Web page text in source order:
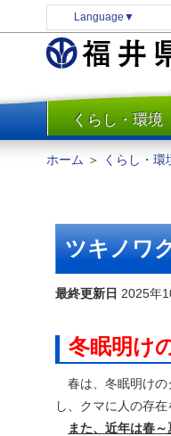
Language ▼
くらし・環境
防災
水道・エネルギー
住まい・土地
環境問題・廃棄物対
イクル
まちづくり
交通・道路
河川・砂防・港湾
自然
ホーム ＞ くらし・環
ツキノワ
最終更新日 2025年
冬眠明け
春は、冬眠明けの
し、クマに人の存在
また、近年は春